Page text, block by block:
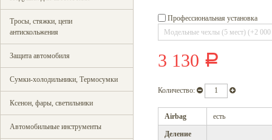
Тросы, стяжки, цепи
антискольжения
Защита автомобиля
Сумки-холодильники, Термосумки
Ксенон, фары, светильники
Автомобильные инструменты
Профессиональная установка
3 130 Р
Количество:
Airbag есть
Деление